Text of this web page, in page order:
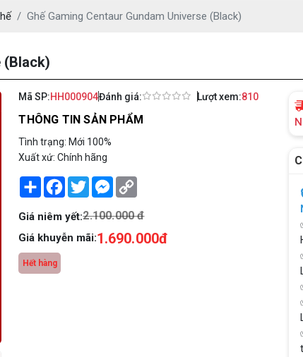
Ghế Gaming Centaur Gundam Universe (Black)
(Black)
Mã SP:HH000904Đánh giá: Lượt xem:810
THÔNG TIN SẢN PHẨM
Tình trạng: Mới 100%
Xuất xứ: Chính hãng
ShareFacebook
TwitterMessenger
Giá niêm yết:2.100.000 đ
Giá khuyễn mãi:1.690.000đ
Hết hàng